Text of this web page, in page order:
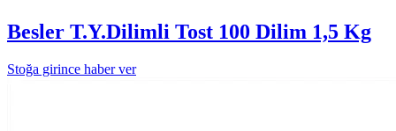
Besler T.Y.Dilimli Tost 100 Dilim 1,5 Kg
Stoğa girince haber ver